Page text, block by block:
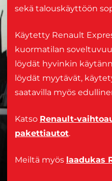
sekä talouskäyttöön
Käytetty Renault
kuormatilan
löydät hyvinkin
löydät myytävät,
saatavilla myös
Katso Renault-
pakettiautot.
Meiltä myös laadukas